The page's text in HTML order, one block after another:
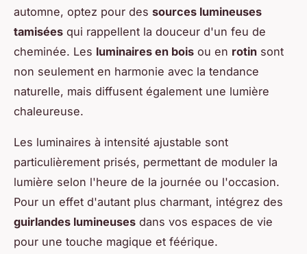
automne, optez pour des sources lumineuses
tamisées qui rappellent la douceur d'un feu de
cheminée. Les luminaires en bois ou en rotin sont
non seulement en harmonie avec la tendance
naturelle, mais diffusent également une lumière
chaleureuse.
Les luminaires à intensité ajustable sont
particulièrement prisés, permettant de moduler la
lumière selon l'heure de la journée ou l'occasion.
Pour un effet d'autant plus charmant, intégrez des
guirlandes lumineuses dans vos espaces de vie
pour une touche magique et féérique.